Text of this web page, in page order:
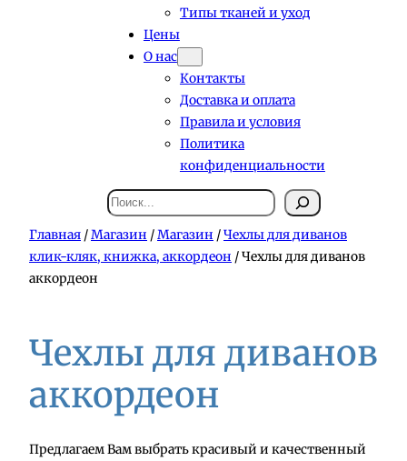
Типы тканей и уход
Цены
О нас
Контакты
Доставка и оплата
Правила и условия
Политика
конфиденциальности
Поиск
Главная /Магазин /Магазин /Чехлы для диванов
клик-кляк, книжка, аккордеон / Чехлы для диванов
аккордеон
Чехлы для диванов
аккордеон
Предлагаем Вам выбрать красивый и качественный